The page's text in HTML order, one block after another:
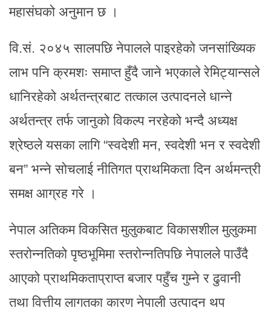
महासंघको अनुमान छ ।
वि.सं. २०४५ सालपछि नेपालले पाइरहेको जनसांख्यिक
लाभ पनि क्रमशः समाप्त हुँदै जाने भएकाले रेमिट्यान्सले
धानिरहेको अर्थतन्त्रबाट तत्काल उत्पादनले धान्ने
अर्थतन्त्र तर्फ जानुको विकल्प नरहेको भन्दै अध्यक्ष
श्रेष्ठले यसका लागि “स्वदेशी मन, स्वदेशी भन र स्वदेशी
बन” भन्ने सोचलाई नीतिगत प्राथमिकता दिन अर्थमन्त्री
समक्ष आग्रह गरे ।
नेपाल अतिकम विकसित मुलुकबाट विकासशील मुलुकमा
स्तरोन्नतिको पृष्ठभूमिमा स्तरोन्नतिपछि नेपालले पाउँदै
आएको प्राथमिकताप्राप्त बजार पहुँच गुम्ने र ढुवानी
तथा वित्तीय लागतका कारण नेपाली उत्पादन थप